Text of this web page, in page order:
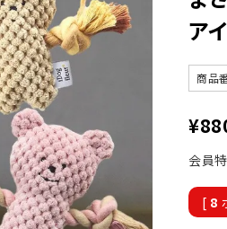
ア
商品
¥
会員
[ 8